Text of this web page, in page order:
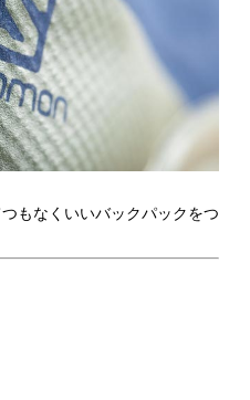
もなくいいバックパックをつ